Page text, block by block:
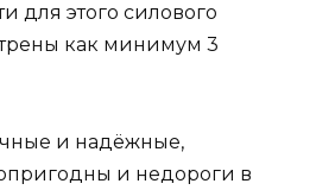
для этого силового
как минимум 3
и надёжные,
и недороги в